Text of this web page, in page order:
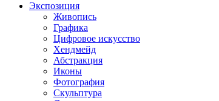
Экспозиция
Живопись
Графика
Цифровое искусство
Хендмейд
Абстракция
Иконы
Фотография
Скульптура